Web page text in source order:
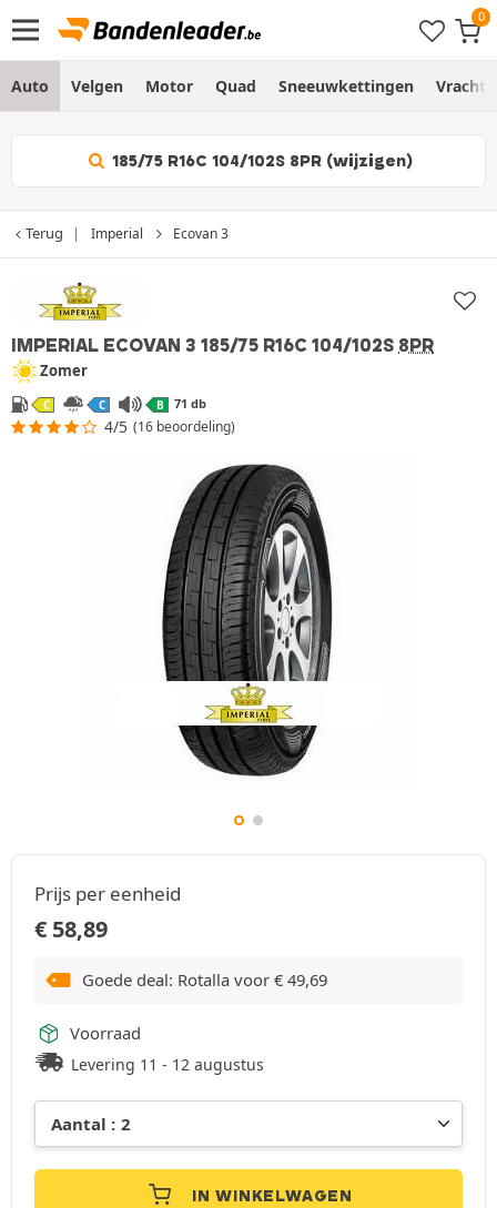
Auto Velgen Motor Quad Sneeuwkettingen
185/75 R16C 104/102S 8PR (wijzigen)
Terug Imperial Ecovan 3
IMPERIAL ECOVAN 3 185/75 R16C 104/102S 8PR
Zomer
C C B 71 db
4/5 (16 beoordeling)
Prijs per eenheid
€ 58,89
Goede deal: Rotalla voor € 49,69
Voorraad
Levering 11 - 12 augustus
IN WINKELWAGEN